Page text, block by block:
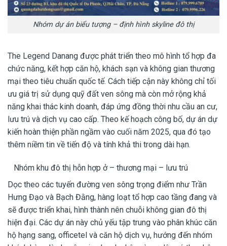
Nhóm dự án biểu tượng – định hình skyline đô thị
The Legend Danang được phát triển theo mô hình tổ hợp đa
chức năng, kết hợp căn hộ, khách sạn và không gian thương
mại theo tiêu chuẩn quốc tế. Cách tiếp cận này không chỉ tối
ưu giá trị sử dụng quỹ đất ven sông mà còn mở rộng khả
năng khai thác kinh doanh, đáp ứng đồng thời nhu cầu an cư,
lưu trú và dịch vụ cao cấp. Theo kế hoạch công bố, dự án dự
kiến hoàn thiện phần ngầm vào cuối năm 2025, qua đó tạo
thêm niềm tin về tiến độ và tính khả thi trong dài hạn.
Nhóm khu đô thị hỗn hợp ở – thương mại – lưu trú
Dọc theo các tuyến đường ven sông trọng điểm như Trần
Hưng Đạo và Bạch Đằng, hàng loạt tổ hợp cao tầng đang và
sẽ được triển khai, hình thành nên chuỗi không gian đô thị
hiện đại. Các dự án này chủ yếu tập trung vào phân khúc căn
hộ hạng sang, officetel và căn hộ dịch vụ, hướng đến nhóm